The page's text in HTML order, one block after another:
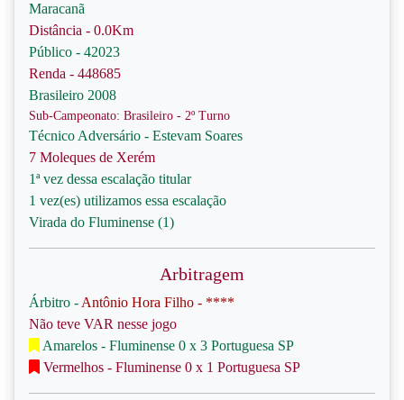
Maracanã
Distância - 0.0Km
Público - 42023
Renda - 448685
Brasileiro 2008
Sub-Campeonato: Brasileiro - 2º Turno
Técnico Adversário - Estevam Soares
7 Moleques de Xerém
1ª vez dessa escalação titular
1 vez(es) utilizamos essa escalação
Virada do Fluminense (1)
Arbitragem
Árbitro - Antônio Hora Filho - ****
Não teve VAR nesse jogo
Amarelos - Fluminense 0 x 3 Portuguesa SP
Vermelhos - Fluminense 0 x 1 Portuguesa SP